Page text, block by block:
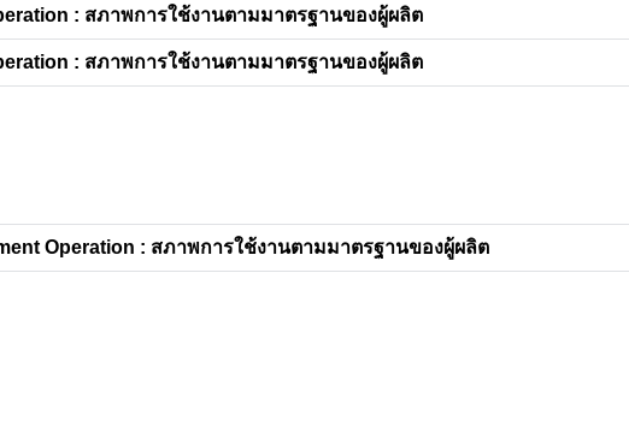
: สภาพการใช้งานตามมาตรฐานของผู้ผลิต
: สภาพการใช้งานตามมาตรฐานของผู้ผลิต
Operation : สภาพการใช้งานตามมาตรฐานของผู้ผลิต